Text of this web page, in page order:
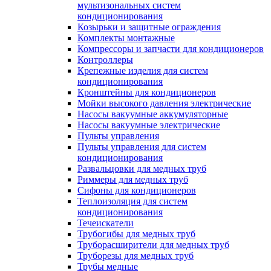
мультизональных систем
кондиционирования
Козырьки и защитные ограждения
Комплекты монтажные
Компрессоры и запчасти для кондиционеров
Контроллеры
Крепежные изделия для систем
кондиционирования
Кронштейны для кондиционеров
Мойки высокого давления электрические
Насосы вакуумные аккумуляторные
Насосы вакуумные электрические
Пульты управления
Пульты управления для систем
кондиционирования
Развальцовки для медных труб
Риммеры для медных труб
Сифоны для кондиционеров
Теплоизоляция для систем
кондиционирования
Течеискатели
Трубогибы для медных труб
Труборасширители для медных труб
Труборезы для медных труб
Трубы медные